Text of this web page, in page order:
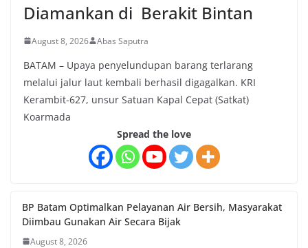
Diamankan di Berakit Bintan
August 8, 2026 Abas Saputra
BATAM – Upaya penyelundupan barang terlarang
melalui jalur laut kembali berhasil digagalkan. KRI
Kerambit-627, unsur Satuan Kapal Cepat (Satkat)
Koarmada
Spread the love
BP Batam Optimalkan Pelayanan Air Bersih, Masyarakat
Diimbau Gunakan Air Secara Bijak
August 8, 2026